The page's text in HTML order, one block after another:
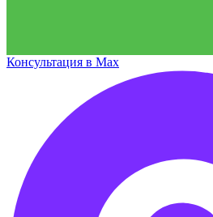
Консультация в Max